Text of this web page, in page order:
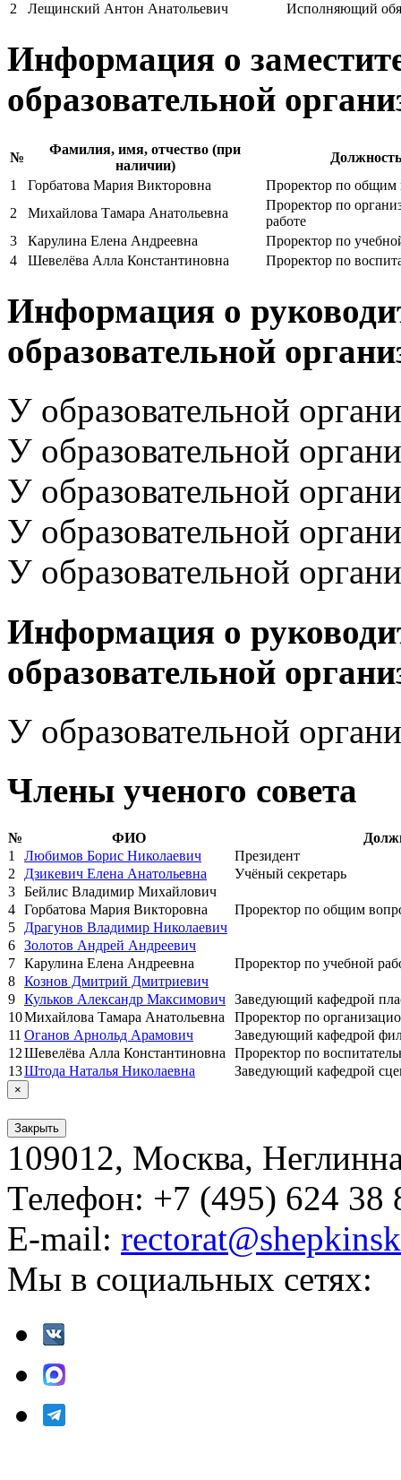
2
Лещинский Антон Анатольевич Исполняющий
Информация о
образовательной
№
Фамилия, имя, отчество (при
наличии)
1
Горбатова Мария Викторовна
Проректор по общим
2
Михайлова Тамара Анатольевна
Проректор по
работе
3
Карулина Елена Андреевна
Проректор по
4
Шевелёва Алла Константиновна Проректор по
Информация о
образовательной
У образовательной
У образовательной
У образовательной
У образовательной
У образовательной
Информация о
образовательной
У образовательной
Члены ученого совета
№ ФИО
1
Любимов Борис Николаевич
Президент
2
Дзикевич Елена Анатольевна
Учёный секретарь
3 Бейлис Владимир Михайлович
4 Горбатова Мария Викторовна
Проректор по общим
5
Драгунов Владимир Николаевич
6 Золотов Андрей Андреевич
7 Карулина Елена Андреевна
Проректор по учебной
8 Кознов Дмитрий Дмитриевич
9 Кульков Александр Максимович Заведующий кафедрой
10Михайлова Тамара Анатольевна
Проректор по
11 Оганов Арнольд Арамович
Заведующий кафедрой
12Шевелёва Алла Константиновна
Проректор по
13Штода Наталья Николаевна Заведующий кафедрой
×
Закрыть
109012, Москва,
Телефон: +7 (495) 624 38
E-mail:
Мы в социальных сетях: